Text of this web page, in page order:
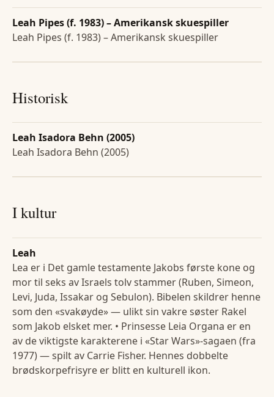
Leah Pipes (f. 1983) – Amerikansk skuespiller
Leah Pipes (f. 1983) – Amerikansk skuespiller
Historisk
Leah Isadora Behn (2005)
Leah Isadora Behn (2005)
I kultur
Leah
Lea er i Det gamle testamente Jakobs første kone og
mor til seks av Israels tolv stammer (Ruben, Simeon,
Levi, Juda, Issakar og Sebulon). Bibelen skildrer henne
som den «svakøyde» — ulikt sin vakre søster Rakel
som Jakob elsket mer. • Prinsesse Leia Organa er en
av de viktigste karakterene i «Star Wars»-sagaen (fra
1977) — spilt av Carrie Fisher. Hennes dobbelte
brødskorpefrisyre er blitt en kulturell ikon.